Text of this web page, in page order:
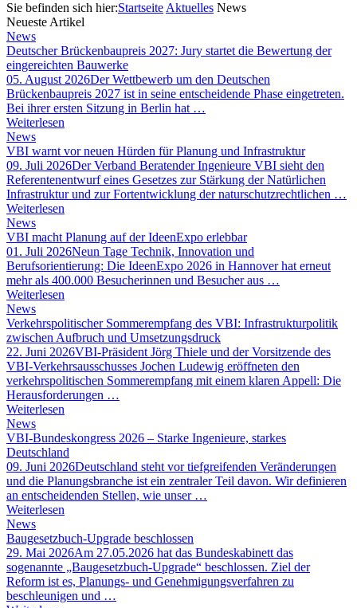
Sie befinden sich hier:Startseite Aktuelles News
Neueste Artikel
News
Deutscher Brückenbaupreis 2027: Jury startet die Bewertung der
eingereichten Bauwerke
05. August 2026Der Wettbewerb um den Deutschen
Brückenbaupreis 2027 ist in seine entscheidende Phase eingetreten.
Bei ihrer ersten Sitzung in Berlin hat …
Weiterlesen
News
VBI warnt vor neuen Hürden für Planung und Infrastruktur
09. Juli 2026Der Verband Beratender Ingenieure VBI sieht den
Referentenentwurf eines Gesetzes zur Stärkung der Natürlichen
Infrastruktur und zur Fortentwicklung der naturschutzrechtlichen …
Weiterlesen
News
VBI macht Planung auf der IdeenExpo erlebbar
01. Juli 2026Neun Tage Technik, Innovation und
Berufsorientierung: Die IdeenExpo 2026 in Hannover hat erneut
mehr als 400.000 Besucherinnen und Besucher aus …
Weiterlesen
News
Verkehrspolitischer Sommerempfang des VBI: Infrastrukturpolitik
zwischen Aufbruch und Umsetzungsdruck
22. Juni 2026VBI-Präsident Jörg Thiele und der Vorsitzende des
VBI-Verkehrsausschusses Jochen Ludewig eröffneten den
verkehrspolitischen Sommerempfang mit einem klaren Appell: Die
Herausforderungen …
Weiterlesen
News
VBI-Bundeskongress 2026 – Starke Ingenieure, starkes
Deutschland
09. Juni 2026Deutschland steht vor tiefgreifenden Veränderungen
und die Planungsbranche ist ein zentraler Teil davon. Wir definieren
an entscheidenden Stellen, wie unser …
Weiterlesen
News
Baugesetzbuch-Upgrade beschlossen
29. Mai 2026Am 27.05.2026 hat das Bundeskabinett das
sogenannte „Baugesetzbuch-Upgrade“ beschlossen. Ziel der
Reform ist es, Planungs- und Genehmigungsverfahren zu
beschleunigen und …